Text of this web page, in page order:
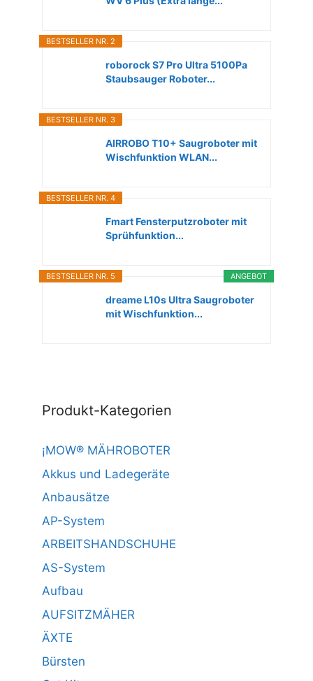
BESTSELLER NR. 2
roborock S7 Pro Ultra 5100Pa
Staubsauger Roboter...
BESTSELLER NR. 3
AIRROBO T10+ Saugroboter mit
Wischfunktion WLAN...
BESTSELLER NR. 4
Fmart Fensterputzroboter mit
Sprühfunktion...
ANGEBOT
BESTSELLER NR. 5
dreame L10s Ultra Saugroboter
mit Wischfunktion...
Produkt-Kategorien
¡MOW® MÄHROBOTER
Akkus und Ladegeräte
Anbausätze
AP-System
ARBEITSHANDSCHUHE
AS-System
Aufbau
AUFSITZMÄHER
ÄXTE
Bürsten